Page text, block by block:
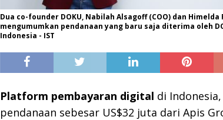
Dua co-founder DOKU, Nabilah Alsagoff (COO) dan
mengumumkan pendanaan yang baru saja diterima oleh
Indonesia - IST
Platform pembayaran digital di
pendanaan sebesar US$32 juta dari Apis